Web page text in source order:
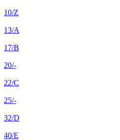
10/Z
13/A
17/B
20/-
22/C
25/-
32/D
40/E